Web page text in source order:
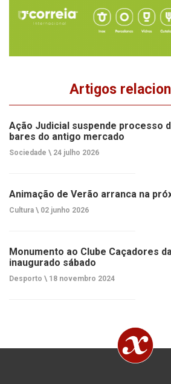
Artigos
Ação Judicial suspende processo
bares do antigo mercado
Sociedade \ 24 julho 2026
Animação de Verão arranca na
Cultura \ 02 junho 2026
Monumento ao Clube Caçadores
inaugurado sábado
Desporto \ 18 novembro 2024